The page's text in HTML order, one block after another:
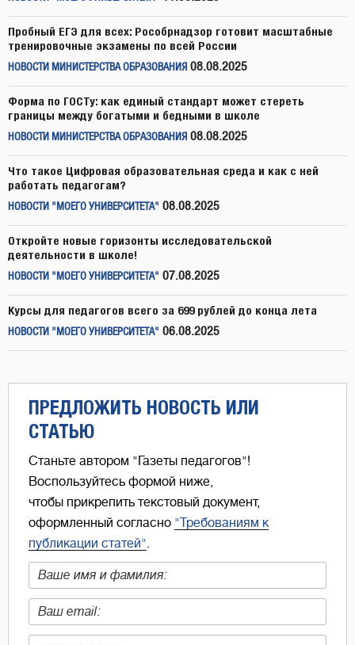
Пробный ЕГЭ для всех: Рособрнадзор готовит масштабные
тренировочные экзамены по всей России
НОВОСТИ МИНИСТЕРСТВА ОБРАЗОВАНИЯ 08.08.2025
Форма по ГОСТу: как единый стандарт может стереть
границы между богатыми и бедными в школе
НОВОСТИ МИНИСТЕРСТВА ОБРАЗОВАНИЯ 08.08.2025
Что такое Цифровая образовательная среда и как с ней
работать педагогам?
НОВОСТИ "МОЕГО УНИВЕРСИТЕТА" 08.08.2025
Откройте новые горизонты исследовательской
деятельности в школе!
НОВОСТИ "МОЕГО УНИВЕРСИТЕТА" 07.08.2025
Курсы для педагогов всего за 699 рублей до конца лета
НОВОСТИ "МОЕГО УНИВЕРСИТЕТА" 06.08.2025
ПРЕДЛОЖИТЬ НОВОСТЬ ИЛИ
СТАТЬЮ
Станьте автором "Газеты педагогов"!
Воспользуйтесь формой ниже,
чтобы прикрепить текстовый документ,
оформленный согласно "Требованиям к
публикации статей".